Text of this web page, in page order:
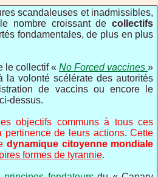
scandaleuses et inadmissibles,
le nombre croissant decollectifs
fondamentales, de plus en plus
le collectif «No Forced vaccines»
la volonté scélérate des autorités
de vaccins ou encore le
dessus.
objectifs communs à tous ces
de leurs actions.Cette
dynamique citoyenne mondiale
formes de tyrannie.